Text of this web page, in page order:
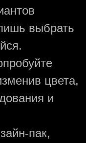
выбрать
цвета,
и
пак,